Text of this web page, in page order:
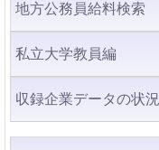
地方公務員給料検索
私立大学教員編
収録企業データの状況